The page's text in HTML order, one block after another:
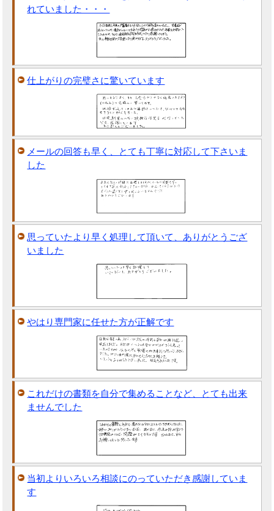
れていました・・・
仕上がりの完璧さに驚いています
メールの回答も早く、とても丁寧に対応して下さいま
した
思っていたより早く処理して頂いて、ありがとうござ
いました
やはり専門家に任せた方が正解です
これだけの書類を自分で集めることなど、とても出来
ませんでした
当初よりいろいろ相談にのっていただき感謝していま
す